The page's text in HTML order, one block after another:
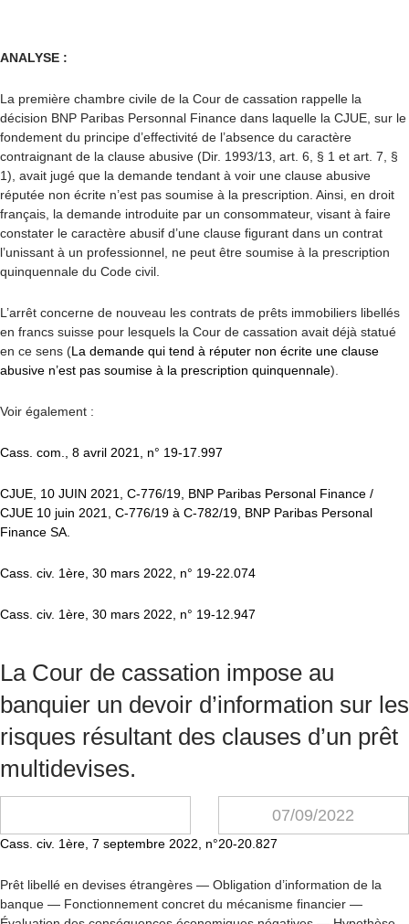
ANALYSE :
La première chambre civile de la Cour de cassation rappelle la
décision BNP Paribas Personnal Finance dans laquelle la CJUE, sur le
fondement du principe d’effectivité de l’absence du caractère
contraignant de la clause abusive (Dir. 1993/13, art. 6, § 1 et art. 7, §
1), avait jugé que la demande tendant à voir une clause abusive
réputée non écrite n’est pas soumise à la prescription. Ainsi, en droit
français, la demande introduite par un consommateur, visant à faire
constater le caractère abusif d’une clause figurant dans un contrat
l’unissant à un professionnel, ne peut être soumise à la prescription
quinquennale du Code civil.
L’arrêt concerne de nouveau les contrats de prêts immobiliers libellés
en francs suisse pour lesquels la Cour de cassation avait déjà statué
en ce sens (La demande qui tend à réputer non écrite une clause
abusive n’est pas soumise à la prescription quinquennale).
Voir également :
Cass. com., 8 avril 2021, n° 19-17.997
CJUE, 10 JUIN 2021, C-776/19, BNP Paribas Personal Finance /
CJUE 10 juin 2021, C-776/19 à C-782/19, BNP Paribas Personal
Finance SA.
Cass. civ. 1ère, 30 mars 2022, n° 19-22.074
Cass. civ. 1ère, 30 mars 2022, n° 19-12.947
La Cour de cassation impose au
banquier un devoir d’information sur les
risques résultant des clauses d’un prêt
multidevises.
07/09/2022
Cass. civ. 1ère , 7 septembre 2022, n°20-20.827
Prêt libellé en devises étrangères — Obligation d’information de la
banque — Fonctionnement concret du mécanisme financier —